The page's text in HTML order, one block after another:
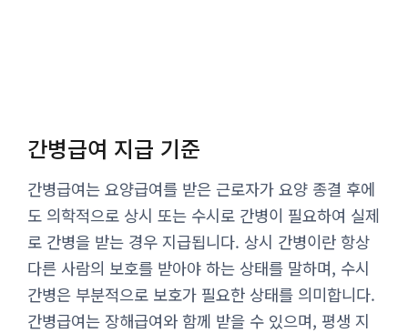
간병급여 지급 기준
간병급여는 요양급여를 받은 근로자가 요양 종결 후에
도 의학적으로 상시 또는 수시로 간병이 필요하여 실제
로 간병을 받는 경우 지급됩니다. 상시 간병이란 항상
다른 사람의 보호를 받아야 하는 상태를 말하며, 수시
간병은 부분적으로 보호가 필요한 상태를 의미합니다.
간병급여는 장해급여와 함께 받을 수 있으며, 평생 지